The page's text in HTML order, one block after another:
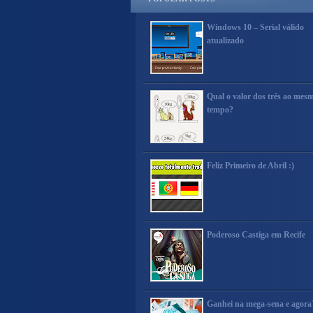
Windows 10 – Serial válido
atualizado
Qual o valor dos três ao
tempo?
Feliz Primeiro de Abril :)
Poderoso Castiga em Recife
Ganhei na mega-sena e